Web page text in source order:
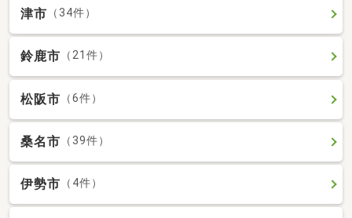
津市 （34件）
鈴鹿市 （21件）
松阪市 （6件）
桑名市 （39件）
伊勢市 （4件）